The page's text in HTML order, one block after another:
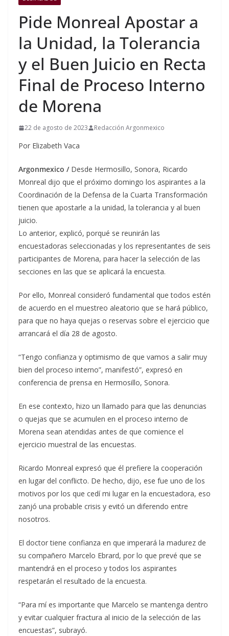
Pide Monreal Apostar a
la Unidad, la Tolerancia
y el Buen Juicio en Recta
Final de Proceso Interno
de Morena
22 de agosto de 2023 Redacción Argonmexico
Por Elizabeth Vaca
Argonmexico / Desde Hermosillo, Sonora, Ricardo
Monreal dijo que el próximo domingo los aspirantes a la
Coordinación de la Defensa de la Cuarta Transformación
tienen que apostarle a la unidad, la tolerancia y al buen
juicio.
Lo anterior, explicó, porqué se reunirán las
encuestadoras seleccionadas y los representantes de seis
participantes de Morena, para hacer la selección de las
secciones en las que se aplicará la encuesta.
Por ello, Monreal consideró fundamental que todos estén
de acuerdo en el muestreo aleatorio que se hará público,
para que no haya quejas o reservas sobre el ejercicio que
arrancará el día 28 de agosto.
“Tengo confianza y optimismo de que vamos a salir muy
bien del proceso interno”, manifestó”, expresó en
conferencia de prensa en Hermosillo, Sonora.
En ese contexto, hizo un llamado para que las denuncias
o quejas que se acumulen en el proceso interno de
Morena sean atendidas antes de que comience el
ejercicio muestral de las encuestas.
Ricardo Monreal expresó que él prefiere la cooperación
en lugar del conflicto. De hecho, dijo, ese fue uno de los
motivos por los que cedí mi lugar en la encuestadora, eso
zanjó una probable crisis y evitó un diferendo entre
nosotros.
El doctor tiene confianza en que imperará la madurez de
su compañero Marcelo Ebrard, por lo que prevé que se
mantendrá en el proceso y todos los aspirantes
respetarán el resultado de la encuesta.
“Para mí es importante que Marcelo se mantenga dentro
y evitar cualquier fractura al inicio de la selección de las
encuestas”, subrayó.